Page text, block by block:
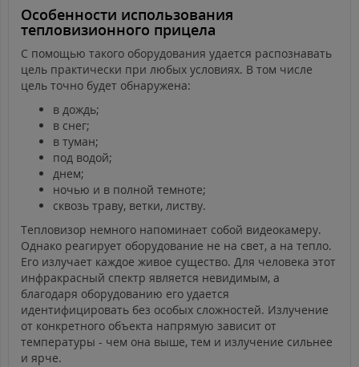
Особенности использования
тепловизионного прицела
С помощью такого оборудования удается распознавать
цель практически при любых условиях. В том числе
цель точно будет обнаружена:
в дождь;
в снег;
в туман;
под водой;
днем;
ночью и в полной темноте;
сквозь траву, ветки, листву.
Тепловизор немного напоминает собой видеокамеру.
Однако реагирует оборудование не на свет, а на тепло.
Его излучает каждое живое существо. Для человека этот
инфракрасный спектр является невидимым, а
благодаря оборудованию его удается
идентифицировать без особых сложностей. Излучение
от конкретного объекта напрямую зависит от
температуры - чем она выше, тем и излучение сильнее
и ярче.